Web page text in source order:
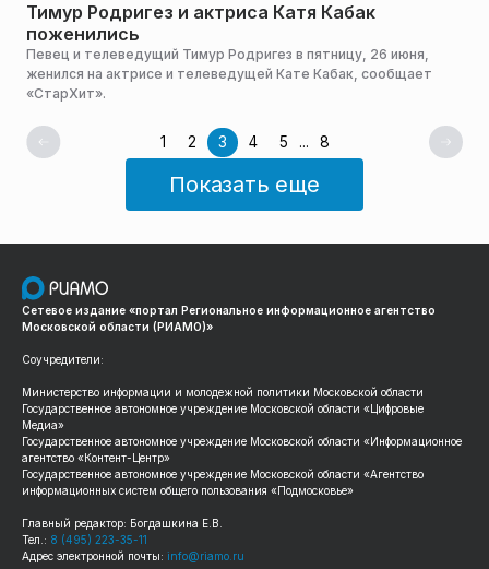
Тимур Родригез и актриса Катя Кабак
поженились
Певец и телеведущий Тимур Родригез в пятницу, 26 июня,
женился на актрисе и телеведущей Кате Кабак, сообщает
«СтарХит».
1 2 3 4 5 ... 8
Показать еще
Сетевое издание «портал Региональное информационное агентство
Московской области (РИАМО)»
Соучредители:
Министерство информации и молодежной политики Московской области
Государственное автономное учреждение Московской области «Цифровые
Медиа»
Государственное автономное учреждение Московской области «Информационное
агентство «Контент-Центр»
Государственное автономное учреждение Московской области «Агентство
информационных систем общего пользования «Подмосковье»
Главный редактор: Богдашкина Е.В.
Тел.: 8 (495) 223-35-11
Адрес электронной почты: info@riamo.ru